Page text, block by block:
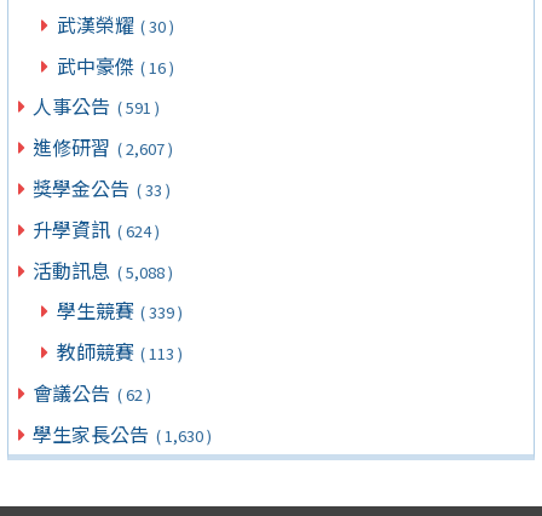
武漢榮耀 ( 30 )
武中豪傑 ( 16 )
人事公告 ( 591 )
進修研習 ( 2,607 )
獎學金公告 ( 33 )
升學資訊 ( 624 )
活動訊息 ( 5,088 )
學生競賽 ( 339 )
教師競賽 ( 113 )
會議公告 ( 62 )
學生家長公告 ( 1,630 )